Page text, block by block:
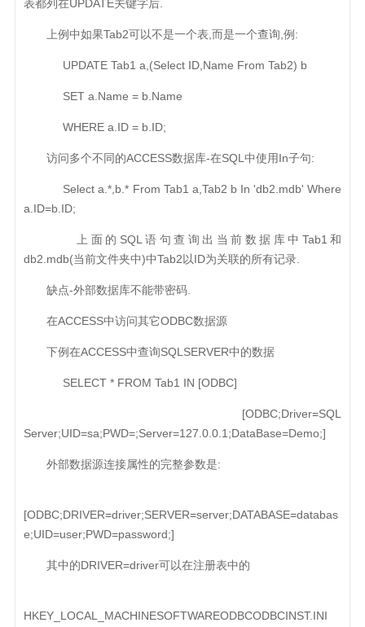
表都列在UPDATE关键字后.
上例中如果Tab2可以不是一个表,而是一个查询,例:
UPDATE Tab1 a,(Select ID,Name From Tab2) b
SET a.Name = b.Name
WHERE a.ID = b.ID;
访问多个不同的ACCESS数据库-在SQL中使用In子句:
Select a.*,b.* From Tab1 a,Tab2 b In 'db2.mdb' Where
a.ID=b.ID;
上面的SQL语句查询出当前数据库中Tab1和
db2.mdb(当前文件夹中)中Tab2以ID为关联的所有记录.
缺点-外部数据库不能带密码.
在ACCESS中访问其它ODBC数据源
下例在ACCESS中查询SQLSERVER中的数据
SELECT * FROM Tab1 IN [ODBC]
[ODBC;Driver=SQL
Server;UID=sa;PWD=;Server=127.0.0.1;DataBase=Demo;]
外部数据源连接属性的完整参数是:
[ODBC;DRIVER=driver;SERVER=server;DATABASE=databas
e;UID=user;PWD=password;]
其中的DRIVER=driver可以在注册表中的
HKEY_LOCAL_MACHINESOFTWAREODBCODBCINST.INI